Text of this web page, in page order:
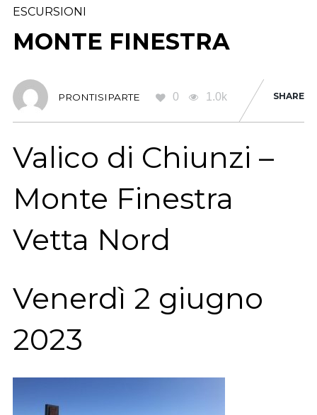
ESCURSIONI
MONTE FINESTRA
PRONTISIPARTE 0 1.0k SHARE
Valico di Chiunzi –
Monte Finestra
Vetta Nord
Venerdì 2 giugno
2023